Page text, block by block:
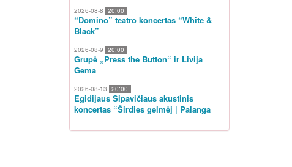
2026-08-8 20:00
“Domino” teatro koncertas “White &
Black”
2026-08-9 20:00
Grupė „Press the Button“ ir Livija
Gema
2026-08-13 20:00
Egidijaus Sipavičiaus akustinis
koncertas “Širdies gelmėj | Palanga